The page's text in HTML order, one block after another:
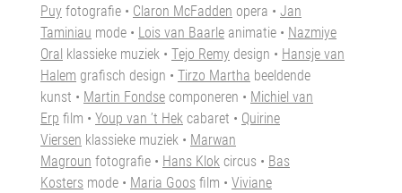
Puyfotografie • Claron McFadden opera • Jan
Taminiau mode • Lois van Baarle animatie • Nazmiye
Oral klassieke muziek • Tejo Remy design • Hansje van
Halem grafisch design • Tirzo Martha beeldende
kunst • Martin Fondsecomponeren • Michiel van
Erp film • Youp van ’t Hek cabaret • Quirine
Viersen klassieke muziek • Marwan
Magroun fotografie • Hans Klok circus • Bas
Kosters mode • Maria Goosfilm • Viviane